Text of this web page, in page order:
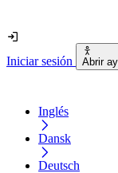
Iniciar sesión Abrir
Inglés
Dansk
Deutsch